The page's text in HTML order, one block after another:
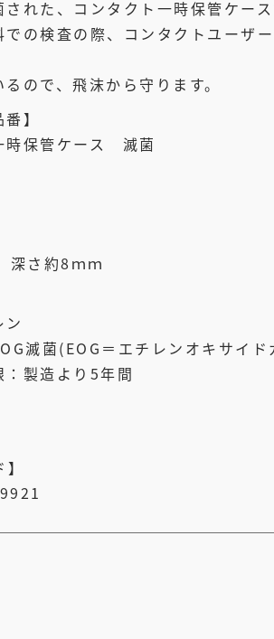
れた、コンタクト一時保管ケース
での検査の際、コンタクトユーザ
ので、飛沫から守ります。
】
時保管ケース 滅菌
深さ約8ｍｍ
滅菌(EOG＝エチレンオキサイド
：製造より5年間